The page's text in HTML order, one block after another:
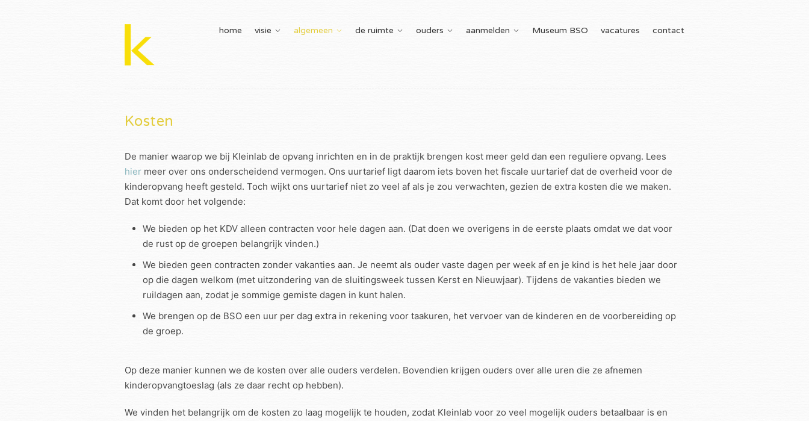
home visie algemeen de ruimte ouders aanmelden Museum BSO vacatures contact
Kosten
De manier waarop we bij Kleinlab de opvang inrichten en in de praktijk brengen kost meer geld dan een reguliere opvang. Lees
hier meer over ons onderscheidend vermogen. Ons uurtarief ligt daarom iets boven het fiscale uurtarief dat de overheid voor de
kinderopvang heeft gesteld. Toch wijkt ons uurtarief niet zo veel af als je zou verwachten, gezien de extra kosten die we maken.
Dat komt door het volgende:
We bieden op het KDV alleen contracten voor hele dagen aan. (Dat doen we overigens in de eerste plaats omdat we dat voor
de rust op de groepen belangrijk vinden.)
We bieden geen contracten zonder vakanties aan. Je neemt als ouder vaste dagen per week af en je kind is het hele jaar door
op die dagen welkom (met uitzondering van de sluitingsweek tussen Kerst en Nieuwjaar). Tijdens de vakanties bieden we
ruildagen aan, zodat je sommige gemiste dagen in kunt halen.
We brengen op de BSO een uur per dag extra in rekening voor taakuren, het vervoer van de kinderen en de voorbereiding op
de groep.
Op deze manier kunnen we de kosten over alle ouders verdelen. Bovendien krijgen ouders over alle uren die ze afnemen
kinderopvangtoeslag (als ze daar recht op hebben).
We vinden het belangrijk om de kosten zo laag mogelijk te houden, zodat Kleinlab voor zo veel mogelijk ouders betaalbaar is en